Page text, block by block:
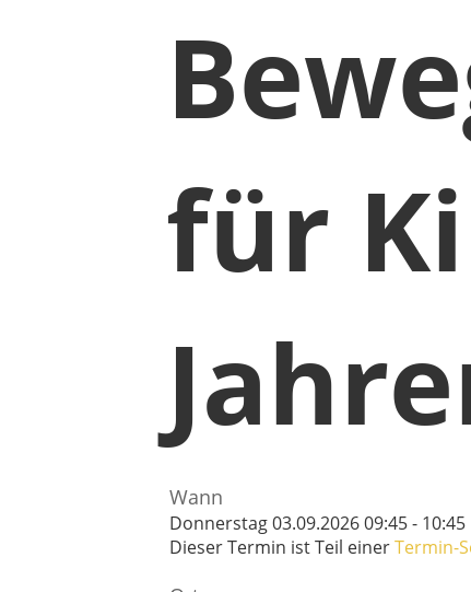
für
Wann
Donnerstag 03.09.2026 09:45 - 10:45
Dieser Termin ist Teil einerTermin-